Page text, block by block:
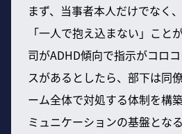
まず、当事者本人だけでなく
「一人で抱え込まない」こと
司がADHD傾向で指示がコロ
スがあるとしたら、部下は同
ーム全体で対処する体制を構
ミュニケーションの基盤とな